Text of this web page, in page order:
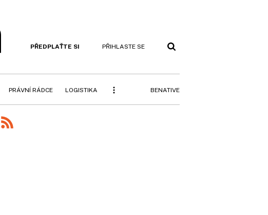
PŘEDPLAŤTE SI PŘIHLASTE SE
PRÁVNÍ RÁDCE LOGISTIKA BENATIVE